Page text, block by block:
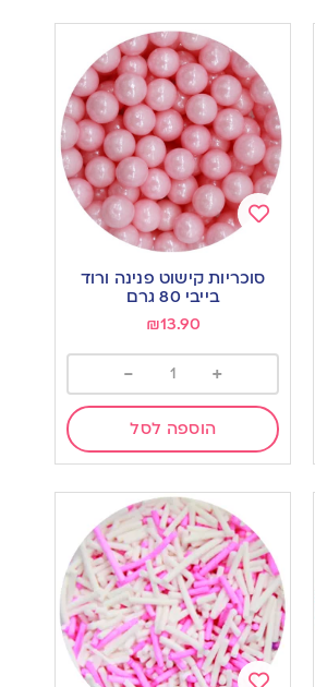
wishlist
סוכריות קישוט פנינה ורוד
בייבי 80 גרם
₪13.90
+
-
הוספה לסל